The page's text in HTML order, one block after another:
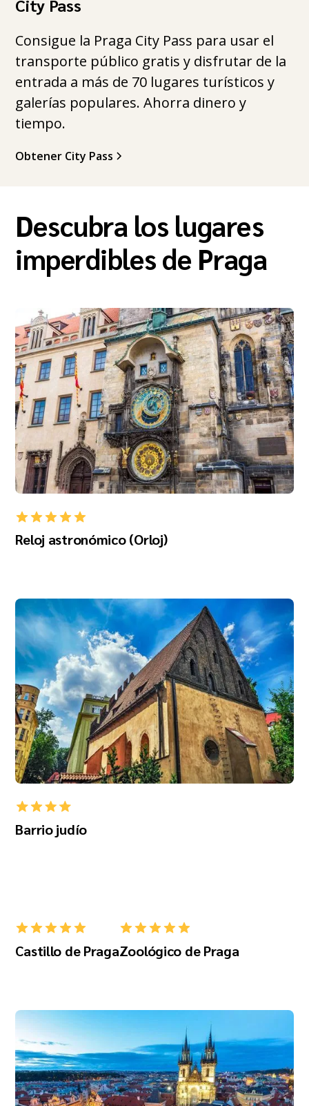
City Pass
Consigue la Praga City Pass para usar el
transporte público gratis y disfrutar de la
entrada a más de 70 lugares turísticos y
galerías populares. Ahorra dinero y
tiempo.
Obtener City Pass
Descubra los lugares
imperdibles de Praga
Reloj astronómico (Orloj)
Barrio judío
Castillo de PragaZoológico de Praga